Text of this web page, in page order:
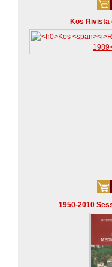
Kos Rivista
1950-2010